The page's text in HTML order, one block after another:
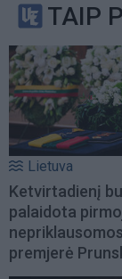
TAIP
Lietuva
Ketvirtadienį
palaidota
premjerė